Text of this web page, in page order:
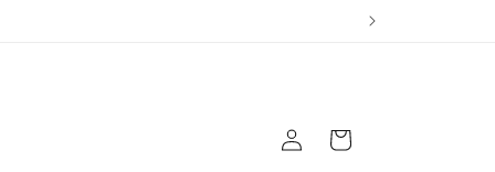
Accedi Carrello